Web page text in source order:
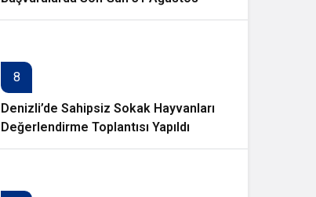
8
Denizli’de Sahipsiz Sokak Hayvanları
Değerlendirme Toplantısı Yapıldı